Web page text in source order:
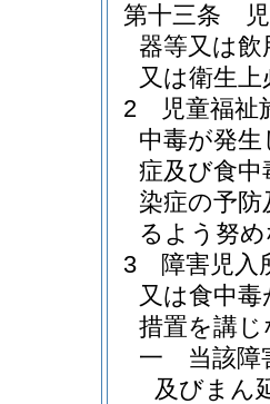
第十三条
器等又は
又は衛生
2
児童福
中毒が発
症及び食
染症の予
るよう努
3
障害児入
又は食中
措置を講
一
当該
及びまん